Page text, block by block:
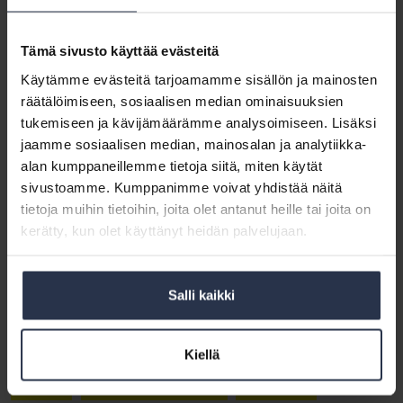
Tämä sivusto käyttää evästeitä
Käytämme evästeitä tarjoamamme sisällön ja mainosten
räätälöimiseen, sosiaalisen median ominaisuuksien
tukemiseen ja kävijämäärämme analysoimiseen. Lisäksi
jaamme sosiaalisen median, mainosalan ja analytiikka-
alan kumppaneillemme tietoja siitä, miten käytät
sivustoamme. Kumppanimme voivat yhdistää näitä
tietoja muihin tietoihin, joita olet antanut heille tai joita on
kerätty, kun olet käyttänyt heidän palvelujaan.
Salli kaikki
Kiellä
keskiviikkona 7.2.2018 klo 9–16, Säteilyturvakeskus (auditorio 3.
krs), Laippatie 4, 00880 Helsinki
Radonkorjauskoulutus tarjoaa osallistujille perustiedot
radonkorjauksista. Koulutuksessa käydään läpi radontilanne
suomalaisissa asunnoissa, radonin mittaaminen sekä radoniin
liittyviä määräyksiä, eri radonkorjausmenetelmiä sekä
radontorjuntaa uudisrakentamisessa.
Lisätietoja ja ilmoittautumiset STUK:n sivuilla
Huom. Paikkoja on rajoitettu määrä ja ne täytetään
Jäsen Korjaukset&remontit Koulutus